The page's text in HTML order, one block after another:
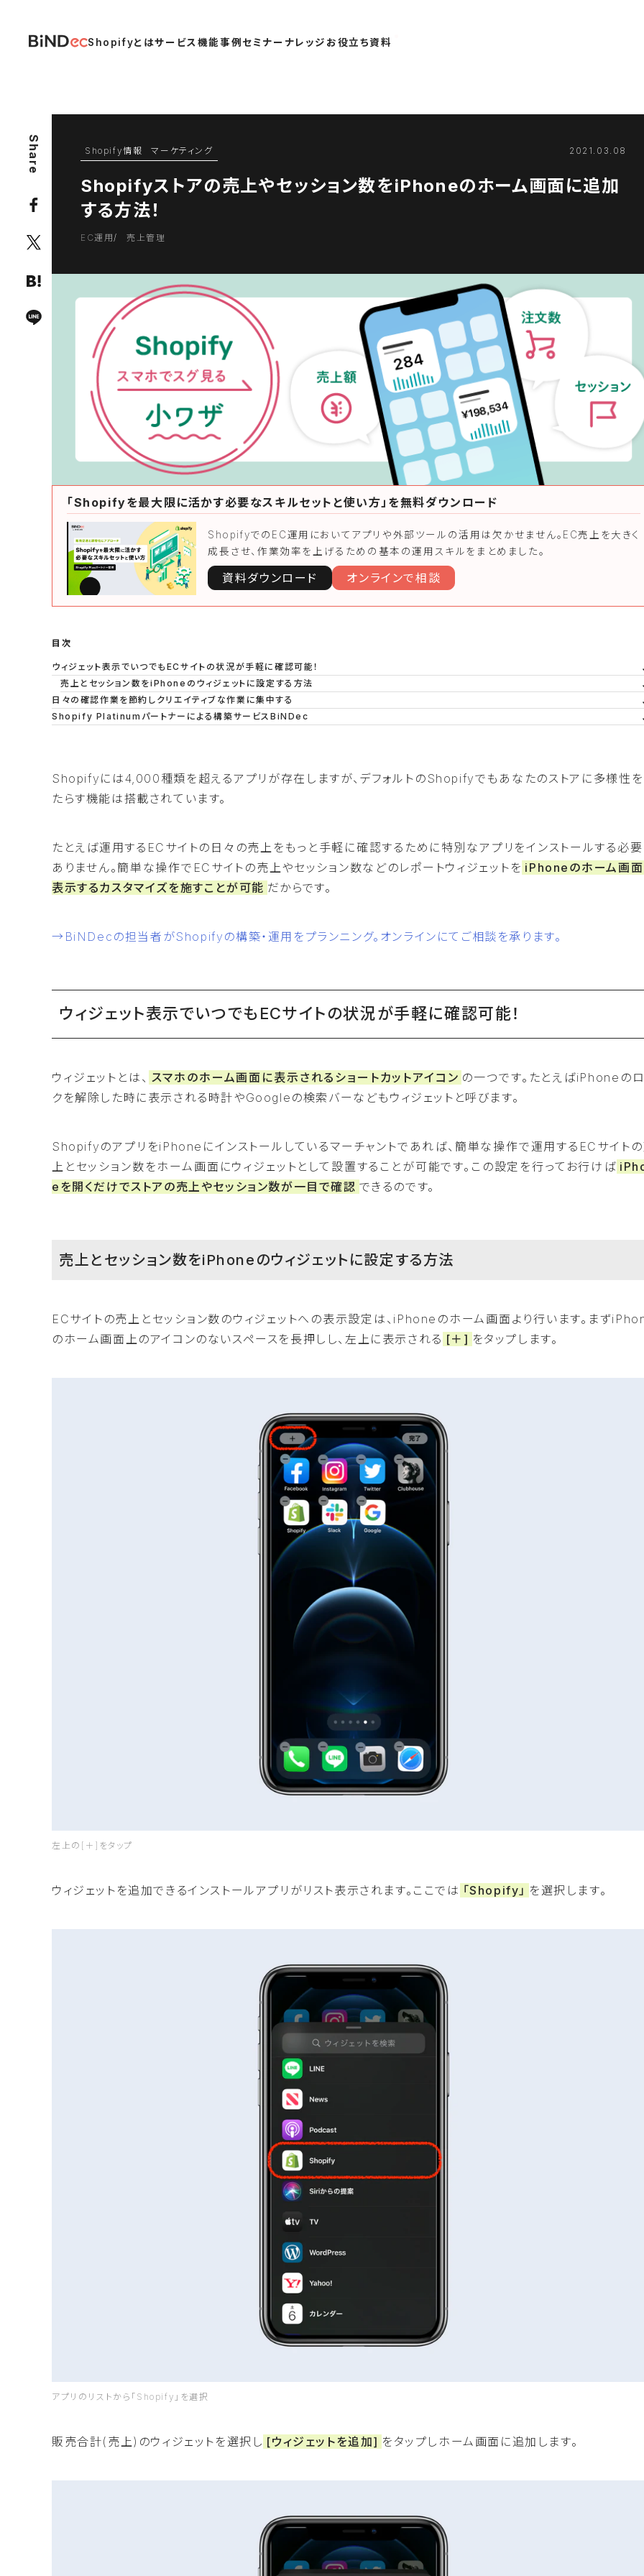
Shopifyとはサービス機能事例 セミナー ナレッジ お役立ち資料
Shopify情報 マーケティング 2021.03.08
Shopifyストアの売上やセッション数をiPhoneのホーム画面に追加
する方法！
EC運用 売上管理
「Shopifyを最大限に活かす必要なスキルセットと使い方」を無料ダウンロード
ShopifyでのEC運用においてアプリや外部ツールの活用は欠かせません。EC売上を大きく
成長させ、作業効率を上げるための基本の運用スキルをまとめました。
資料ダウンロード オンラインで相談
目次
ウィジェット表示でいつでもECサイトの状況が手軽に確認可能！
売上とセッション数をiPhoneのウィジェットに設定する方法
日々の確認作業を節約しクリエイティブな作業に集中する
Shopify Platinumパートナーによる構築サービスBiNDec
Shopifyには4,000種類を超えるアプリが存在しますが、デフォルトのShopifyでもあなたのストアに多様性
たらす機能は搭載されています。
たとえば運用するECサイトの日々の売上をもっと手軽に確認するために特別なアプリをインストールする必
ありません。簡単な操作でECサイトの売上やセッション数などのレポートウィジェットを iPhoneのホーム画
表示するカスタマイズを施すことが可能 だからです。
→BiNDecの担当者がShopifyの構築・運用をプランニング。オンラインにてご相談を承ります。
ウィジェット表示でいつでもECサイトの状況が手軽に確認可能！
ウィジェットとは、 スマホのホーム画面に表示されるショートカットアイコン の一つです。たとえばiPhoneの
クを解除した時に表示される時計やGoogleの検索バーなどもウィジェットと呼びます。
ShopifyのアプリをiPhoneにインストールしているマーチャントであれば、簡単な操作で運用するECサイト
上とセッション数をホーム画面にウィジェットとして設置することが可能です。この設定を行ってお行けば
eを開くだけでストアの売上やセッション数が一目で確認 できるのです。
売上とセッション数をiPhoneのウィジェットに設定する方法
ECサイトの売上とセッション数のウィジェットへの表示設定は、iPhoneのホーム画面より行います。まず
のホーム画面上のアイコンのないスペースを長押しし、左上に表示される [＋] をタップします。
左上の[＋]をタップ
ウィジェットを追加できるインストールアプリがリスト表示されます。ここでは 「Shopify」 を選択します。
アプリのリストから「Shopify」を選択
販売合計(売上)のウィジェットを選択し [ウィジェットを追加] をタップしホーム画面に追加します。
Share